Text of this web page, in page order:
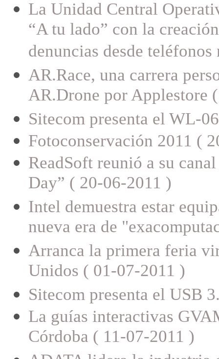
La Unidad Central
“A tu lado” con la
denuncias desde
AR.Race, una carrera
AR.Drone por Applestore
Sitecom presenta el WL-
Fotoconservación 2011 (
ReadSoft reunió a su
Day” ( 20-06-2011 )
Intel demuestra estar
nueva era de
Arranca la primera feria
Unidos ( 01-07-2011 )
Sitecom presenta el USB
La guías interactivas
Córdoba ( 11-07-2011 )